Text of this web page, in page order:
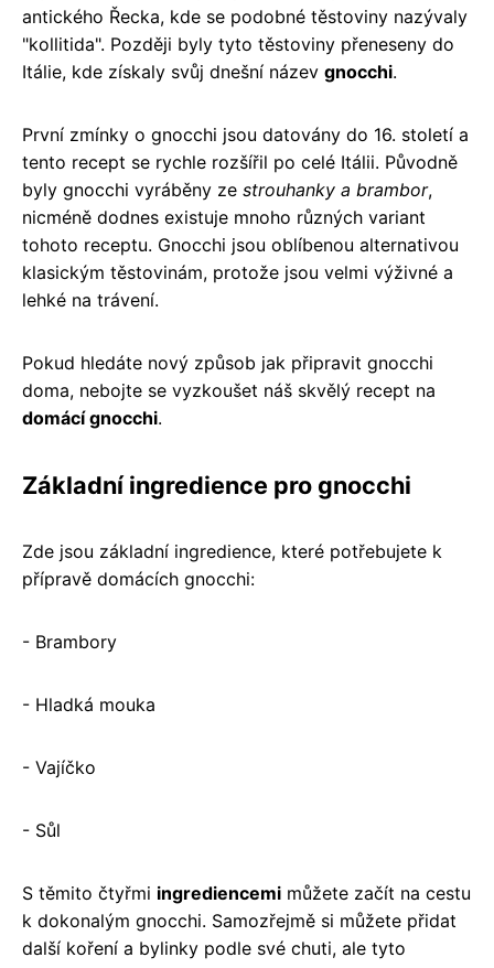
antického Řecka, kde se podobné těstoviny nazývaly
"kollitida". Později byly tyto těstoviny přeneseny do
Itálie, kde získaly svůj dnešní název gnocchi.
První zmínky o gnocchi jsou datovány do 16. století a
tento recept se rychle rozšířil po celé Itálii. Původně
byly gnocchi vyráběny ze strouhanky a brambor,
nicméně dodnes existuje mnoho různých variant
tohoto receptu. Gnocchi jsou oblíbenou alternativou
klasickým těstovinám, protože jsou velmi výživné a
lehké na trávení.
Pokud hledáte nový způsob jak připravit gnocchi
doma, nebojte se vyzkoušet náš skvělý recept na
domácí gnocchi.
Základní ingredience pro gnocchi
Zde jsou základní ingredience, které potřebujete k
přípravě domácích gnocchi:
- Brambory
- Hladká mouka
- Vajíčko
- Sůl
S těmito čtyřmi ingrediencemi můžete začít na cestu
k dokonalým gnocchi. Samozřejmě si můžete přidat
další koření a bylinky podle své chuti, ale tyto